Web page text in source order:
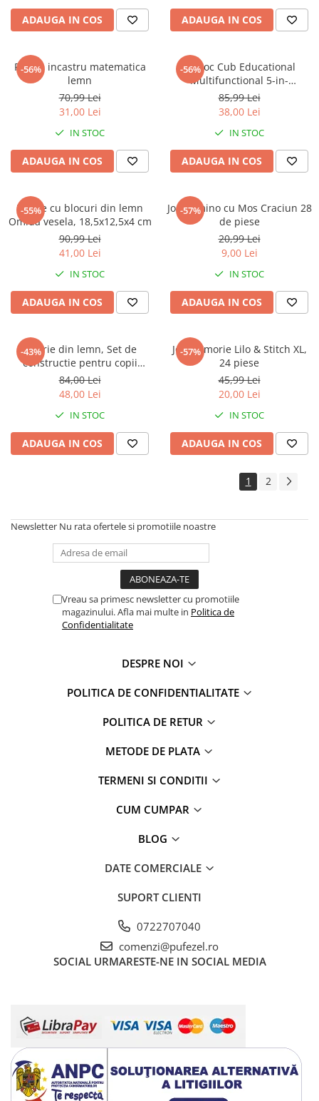
ADAUGA IN COS ADAUGA IN COS
-56%
Puzzle incastru matematica
lemn
70,99 Lei
31,00 Lei
IN STOC
ADAUGA IN COS
-56%
Set Joc Cub Educational
Multifunctional 5-in-
1,15x15x15 cm
85,99 Lei
38,00 Lei
IN STOC
ADAUGA IN COS
-55%
Puzzle cu blocuri din lemn
Omida vesela, 18,5x12,5x4 cm
90,99 Lei
41,00 Lei
IN STOC
ADAUGA IN COS
-57%
Joc Domino cu Mos Craciun 28
de piese
20,99 Lei
9,00 Lei
IN STOC
ADAUGA IN COS
-43%
Jucarie din lemn, Set de
constructie pentru copii
Camion
84,00 Lei
48,00 Lei
IN STOC
ADAUGA IN COS
-57%
Joc memorie Lilo & Stitch XL,
24 piese
45,99 Lei
20,00 Lei
IN STOC
ADAUGA IN COS
1 2
Newsletter Nu rata ofertele si promotiile noastre
Vreau sa primesc newsletter cu promotiile
magazinului. Afla mai multe in Politica de
Confidentialitate
DESPRE NOI
POLITICA DE CONFIDENTIALITATE
POLITICA DE RETUR
METODE DE PLATA
TERMENI SI CONDITII
CUM CUMPAR
BLOG
DATE COMERCIALE
SUPORT CLIENTI
0722707040
comenzi@pufezel.ro
SOCIAL URMARESTE-NE IN SOCIAL MEDIA